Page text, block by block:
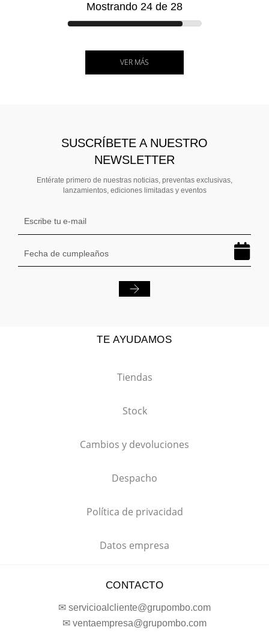
Mostrando 24 de 28
VER MÁS
SUSCRÍBETE A NUESTRO
NEWSLETTER
Entérate primero de nuestras noticias, preventas exclusivas,
lanzamientos, ediciones limitadas y eventos
TE AYUDAMOS
Tiendas
Stock
Cambios y devoluciones
Despacho
Política de privacidad
Datos empresa
CONTACTO
✉ servicioalcliente@grupombo.com
✉ ventaempresa@grupombo.com